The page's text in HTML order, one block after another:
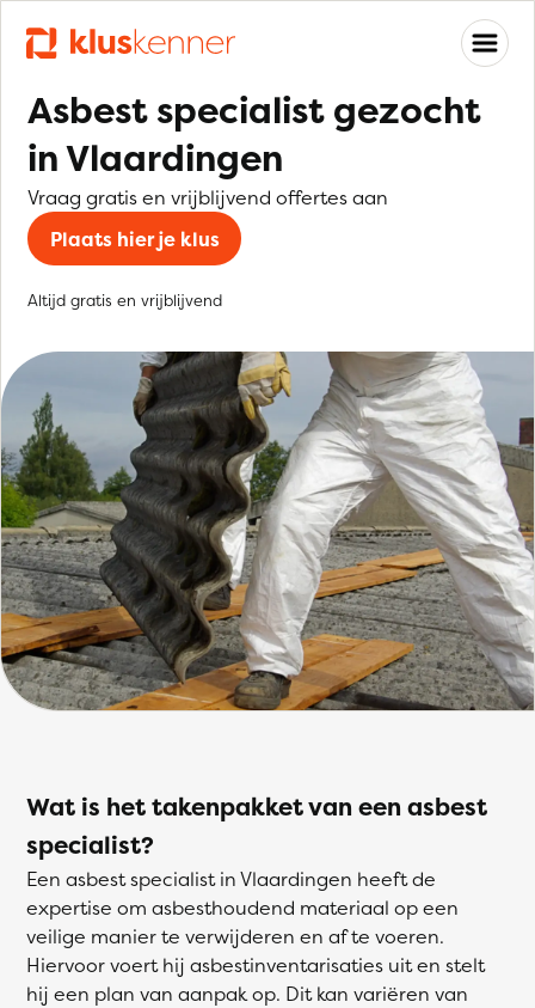
Asbest specialist gezocht
in Vlaardingen
Vraag gratis en vrijblijvend offertes aan
Plaats hier je klus
Altijd gratis en vrijblijvend
Wat is het takenpakket van een asbest
specialist?
Een asbest specialist in Vlaardingen heeft de
expertise om asbesthoudend materiaal op een
veilige manier te verwijderen en af te voeren.
Hiervoor voert hij asbestinventarisaties uit en stelt
hij een plan van aanpak op. Dit kan variëren van